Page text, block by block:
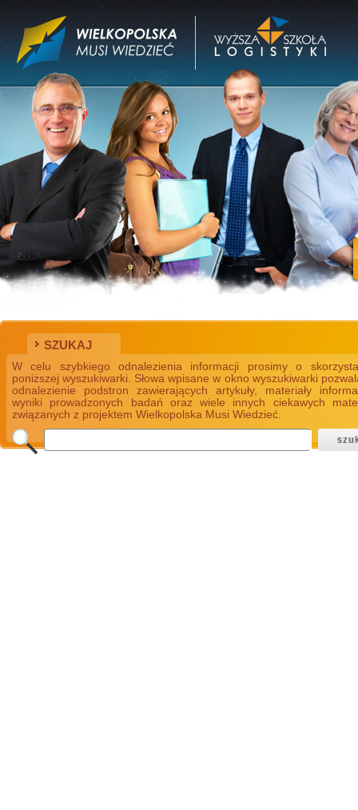
SZUKAJ
W celu szybkiego odnalezienia informacji prosimy o
poniższej wyszukiwarki. Słowa wpisane w okno wyszukiwarki
odnalezienie podstron zawierających artykuły, materiały
wyniki prowadzonych badań oraz wiele innych ciekawych
związanych z projektem Wielkopolska Musi Wiedzieć.